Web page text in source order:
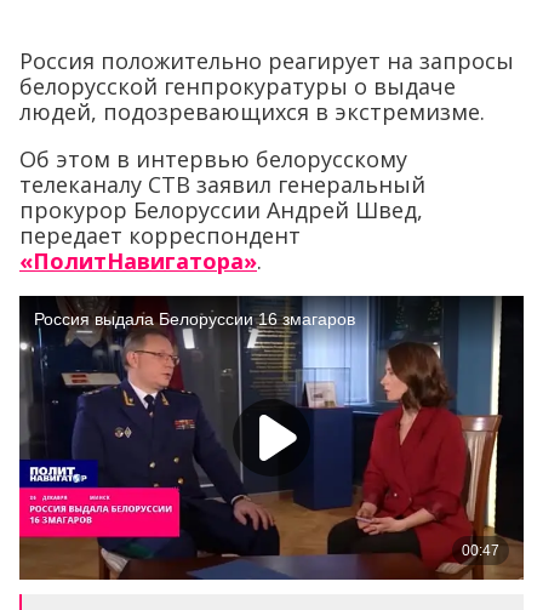
Россия положительно реагирует на запросы
белорусской генпрокуратуры о выдаче
людей, подозревающихся в экстремизме.
Об этом в интервью белорусскому
телеканалу СТВ заявил генеральный
прокурор Белоруссии Андрей Швед,
передает корреспондент
«ПолитНавигатора».